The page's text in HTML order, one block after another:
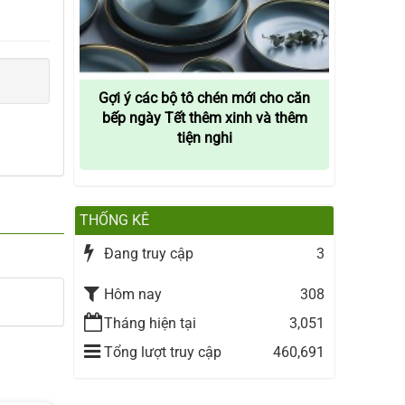
Gợi ý các bộ tô chén mới cho căn
bếp ngày Tết thêm xinh và thêm
tiện nghi
THỐNG KÊ
Đang truy cập
3
Hôm nay
308
Tháng hiện tại
3,051
Tổng lượt truy cập
460,691